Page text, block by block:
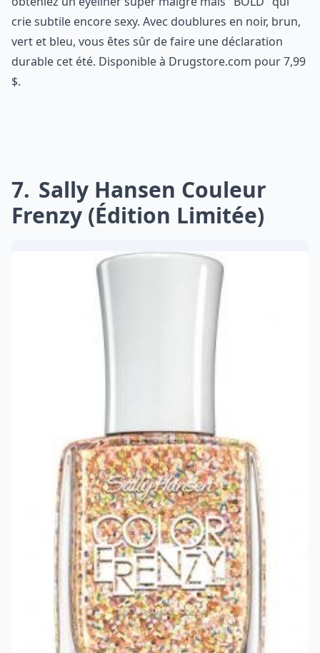
crie subtile encore sexy. Avec doublures en noir, brun,
vert et bleu, vous êtes sûr de faire une déclaration
durable cet été. Disponible à Drugstore.com pour 7,99
$.
7 Sally Hansen Couleur
Frenzy (édition Limitée)